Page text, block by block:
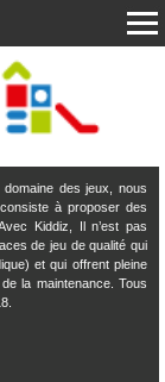
des jeux, nous
à proposer des
Kiddiz, Il n’est pas
de jeu de qualité qui
et qui offrent pleine
la maintenance. Tous